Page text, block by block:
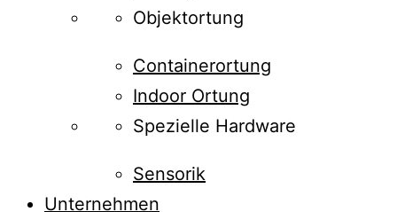
Objektortung
Containerortung
Indoor Ortung
Spezielle Hardware
Sensorik
Unternehmen